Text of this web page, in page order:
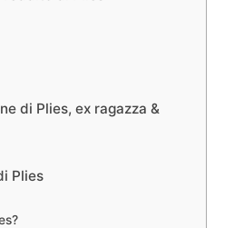
di Plies, ex ragazza &
Plies